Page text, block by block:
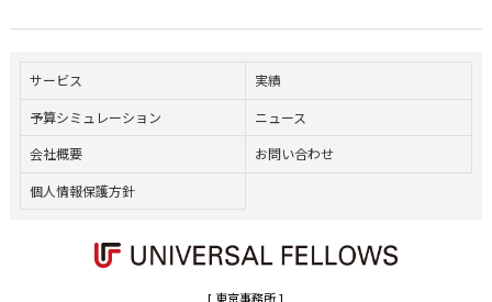
サービス
実績
予算シミュレーション
ニュース
会社概要
お問い合わせ
個人情報保護方針
[ 東京事務所 ]